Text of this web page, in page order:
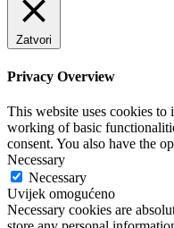
Zatvori
Privacy Overview
This website uses cookies to
working of basic
consent. You also have the
Necessary
Necessary
Uvijek omogućeno
Necessary cookies are